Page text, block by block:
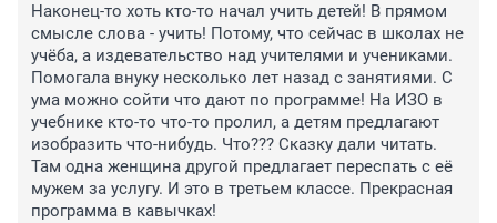
Наконец-то хоть кто-то начал учить детей! В прямом
смысле слова - учить! Потому, что сейчас в школах не
учёба, а издевательство над учителями и учениками.
Помогала внуку несколько лет назад с занятиями. С
ума можно сойти что дают по программе! На ИЗО в
учебнике кто-то что-то пролил, а детям предлагают
изобразить что-нибудь. Что??? Сказку дали читать.
Там одна женщина другой предлагает переспать с её
мужем за услугу. И это в третьем классе. Прекрасная
программа в кавычках!